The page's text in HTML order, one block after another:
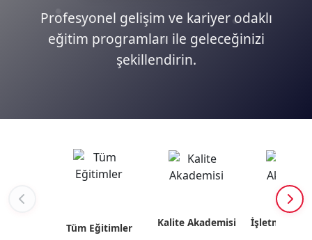
Profesyonel gelişim ve kariyer odaklı
eğitim programları ile geleceğinizi
şekillendirin.
Tüm Eğitimler Kalite Akademisi İşletme